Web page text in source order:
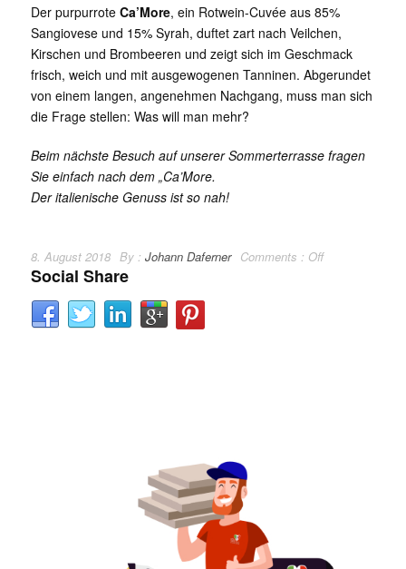
Der purpurrote Ca’More, ein Rotwein-Cuvée aus 85%
Sangiovese und 15% Syrah, duftet zart nach Veilchen,
Kirschen und Brombeeren und zeigt sich im Geschmack
frisch, weich und mit ausgewogenen Tanninen. Abgerundet
von einem langen, angenehmen Nachgang, muss man sich
die Frage stellen: Was will man mehr?
Beim nächste Besuch auf unserer Sommerterrasse fragen
Sie einfach nach dem „Ca’More.
Der italienische Genuss ist so nah!
8. August 2018 By : Johann Daferner Comments : Off
Social Share